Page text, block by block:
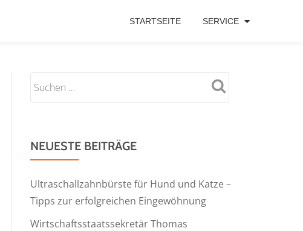
STARTSEITE SERVICE
NEUESTE BEITRÄGE
Ultraschallzahnbürste für Hund und Katze –
Tipps zur erfolgreichen Eingewöhnung
Wirtschaftsstaatssekretär Thomas